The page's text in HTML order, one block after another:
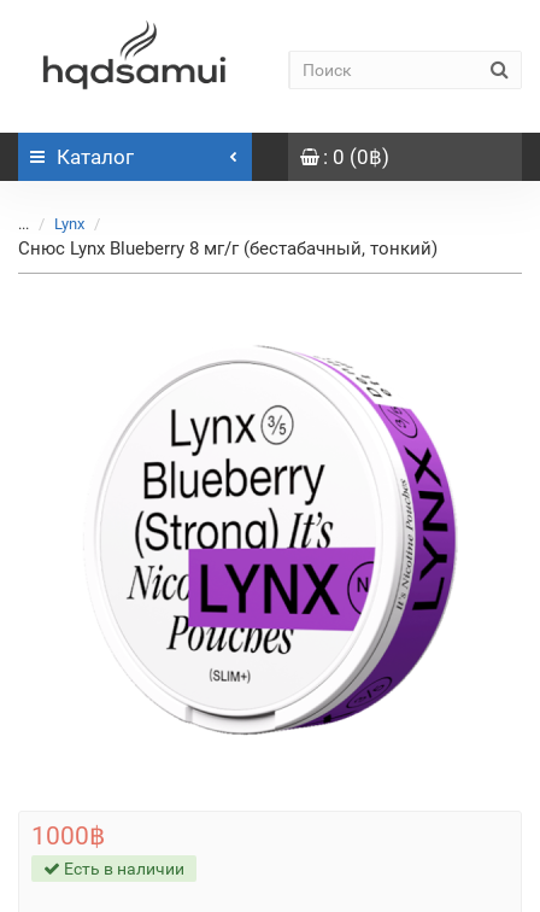
Каталог : 0 (0฿)
... Lynx
Снюс Lynx Blueberry 8 мг/г (бестабачный, тонкий)
1000฿
Есть в наличии